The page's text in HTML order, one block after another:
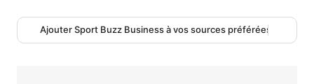
Ajouter Sport Buzz Business à vos sources préférées